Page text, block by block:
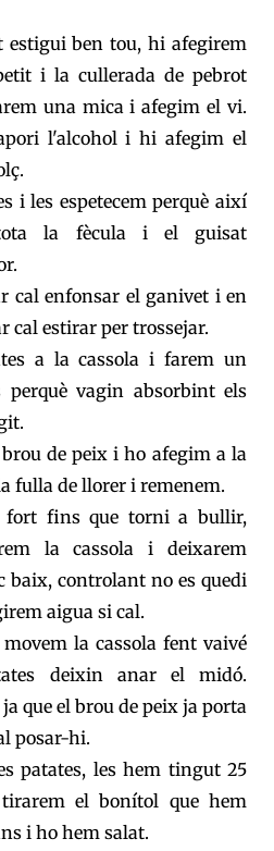
estigui ben tou, hi afegirem
i la cullerada de pebrot
una mica i afegim el vi.
l'alcohol i hi afegim el
i les espetecem perquè així
la fècula i el guisat
cal enfonsar el ganivet i en
cal estirar per trossejar.
a la cassola i farem un
perquè vagin absorbint els
de peix i ho afegim a la
fulla de llorer i remenem.
fort fins que torni a bullir,
la cassola i deixarem
baix, controlant no es quedi
aigua si cal.
la cassola fent vaivé
deixin anar el midó.
que el brou de peix ja porta
posar-hi.
patates, les hem tingut 25
el bonítol que hem
i ho hem salat.